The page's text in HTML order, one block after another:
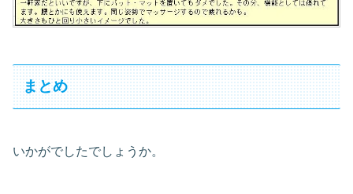
まとめ
いかがでしたでしょうか。